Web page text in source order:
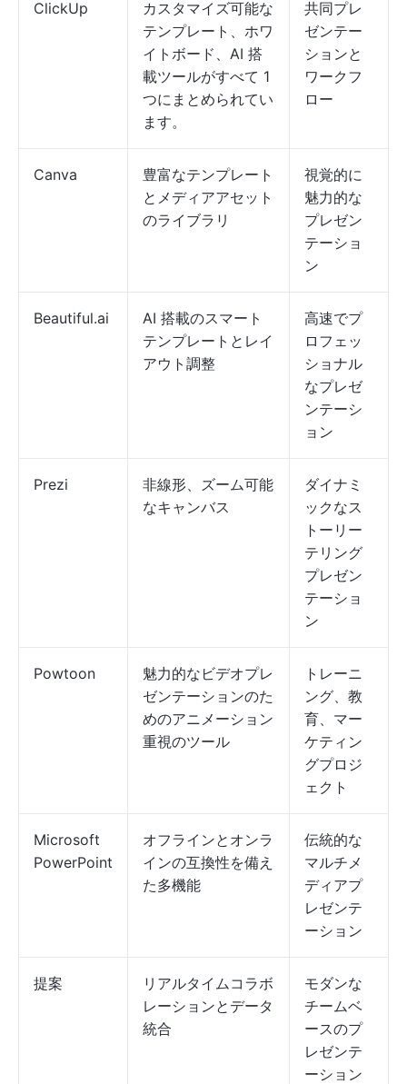
ClickUp
カスタマイズ可能な
テンプレート、ホワ
イトボード、AI 搭
載ツールがすべて 1
つにまとめられてい
ます。
共同プレ
ゼンテー
ションと
ワークフ
ロー
Canva
豊富なテンプレート
とメディアアセット
のライブラリ
視覚的に
魅力的な
プレゼン
テーショ
ン
Beautiful.ai
AI 搭載のスマート
テンプレートとレイ
アウト調整
高速でプ
ロフェッ
ショナル
なプレゼ
ンテーシ
ョン
Prezi
非線形、ズーム可能
なキャンバス
ダイナミ
ックなス
トーリー
テリング
プレゼン
テーショ
ン
Powtoon
魅力的なビデオプレ
ゼンテーションのた
めのアニメーション
重視のツール
トレーニ
ング、教
育、マー
ケティン
グプロジ
ェクト
Microsoft
PowerPoint
オフラインとオンラ
インの互換性を備え
た多機能
伝統的な
マルチメ
ディアプ
レゼンテ
ーション
提案
リアルタイムコラボ
レーションとデータ
統合
モダンな
チームベ
ースのプ
レゼンテ
ーション